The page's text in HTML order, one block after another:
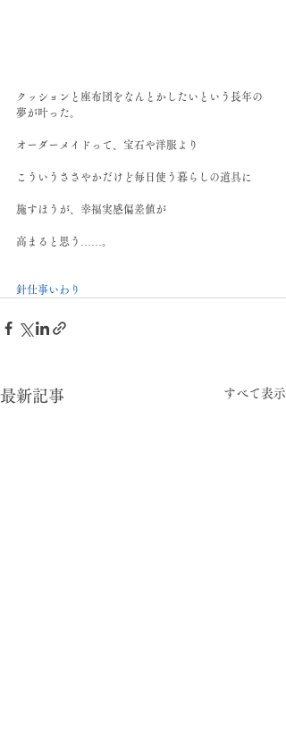
クッションと座布団をなんとかしたいという長年の
夢が叶った。﻿
オーダーメイドって、宝石や洋服より﻿
こういうささやかだけど毎日使う暮らしの道具に﻿
施すほうが、幸福実感偏差値が﻿
高まると思う……。﻿
針仕事いわり
最新記事 すべて表示